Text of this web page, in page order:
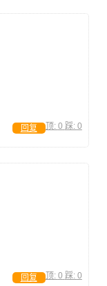
顶: 0 踩: 0
回复
顶: 0 踩: 0
回复